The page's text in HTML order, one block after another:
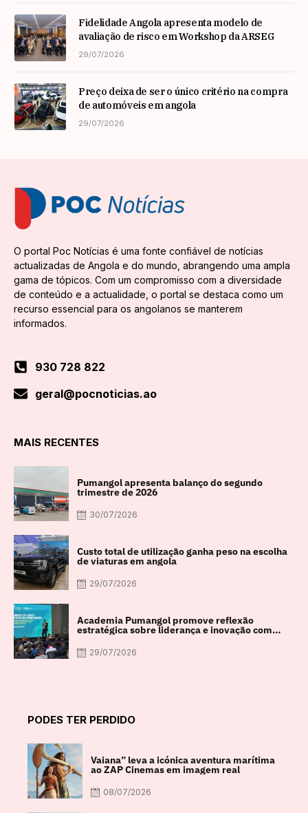
Fidelidade Angola apresenta modelo de
avaliação de risco em Workshop da ARSEG
29/07/2026
Preço deixa de ser o único critério na compra
de automóveis em angola
29/07/2026
O portal Poc Notícias é uma fonte confiável de notícias
actualizadas de Angola e do mundo, abrangendo uma ampla
gama de tópicos. Com um compromisso com a diversidade
de conteúdo e a actualidade, o portal se destaca como um
recurso essencial para os angolanos se manterem
informados.
930 728 822
geral@pocnoticias.ao
MAIS RECENTES
Pumangol apresenta balanço do segundo
trimestre de 2026
30/07/2026
Custo total de utilização ganha peso na escolha
de viaturas em angola
29/07/2026
Academia Pumangol promove reflexão
estratégica sobre liderança e inovação com
29/07/2026
PODES TER PERDIDO
Vaiana” leva a icónica aventura marítima
ao ZAP Cinemas em imagem real
08/07/2026